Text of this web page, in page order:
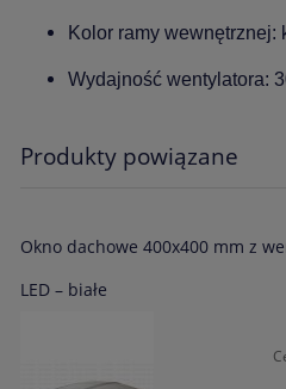
Kolor ramy wewnętrznej:
Wydajność wentylatora:
Produkty powiązane
Okno dachowe 400x400 mm z
LED – białe